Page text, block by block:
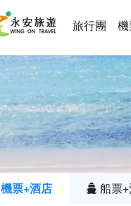
旅行團 機
機票+酒店 船票